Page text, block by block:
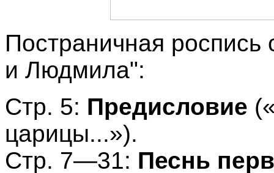
Постраничная
и Людмила":
Стр. 5: Предисловие
царицы...»).
Стр. 7—31: Песнь